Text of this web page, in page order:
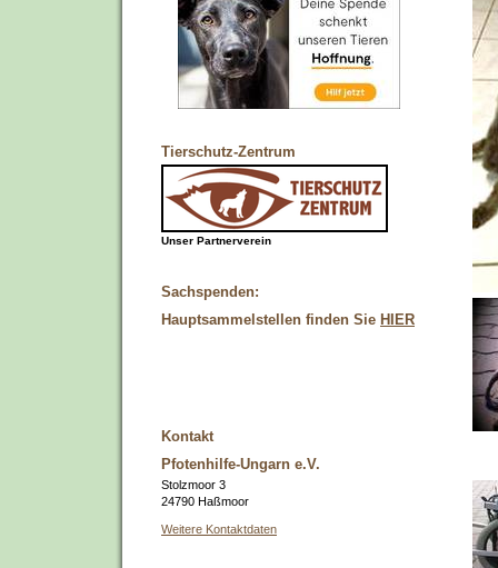
Tierschutz-Zentrum
Unser Partnerverein
Sachspenden:
Hauptsammelstellen finden Sie HIER
Kontakt
Pfotenhilfe-Ungarn e.V.
Stolzmoor 3
24790 Haßmoor
Weitere Kontaktdaten